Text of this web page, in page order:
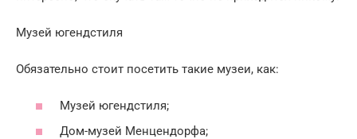
Музей югендстиля
Обязательно стоит посетить такие музеи, как:
Музей югендстиля;
Дом-музей Менцендорфа;